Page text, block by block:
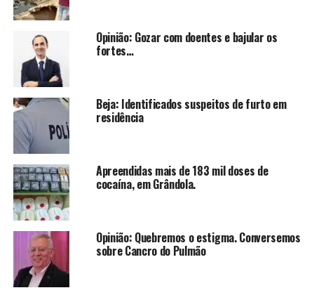
Opinião: Gozar com doentes e bajular os
fortes…
Beja: Identificados suspeitos de furto em
residência
Apreendidas mais de 183 mil doses de
cocaína, em Grândola.
Opinião: Quebremos o estigma. Conversemos
sobre Cancro do Pulmão